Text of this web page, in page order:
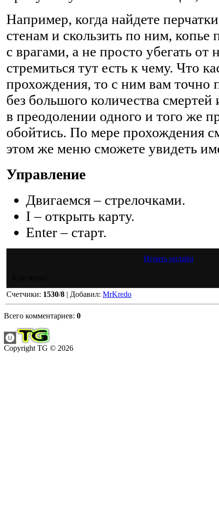
Например, когда найдете
стенам и скользить по ним, копье
с врагами, а не просто убегать от
стремиться тут есть к чему. Что
прохождения, то с ним вам точно
без большого количества
в преодолении одного и того же
обойтись. По мере прохождения
этом же меню сможете увидеть
Управление
Двигаемся – стрелочками.
I – открыть карту.
Enter – старт.
Играть онлайн
Счетчики: 1530/8 | Добавил: MrKredo
Всего комментариев: 0
Copyright TG © 2026